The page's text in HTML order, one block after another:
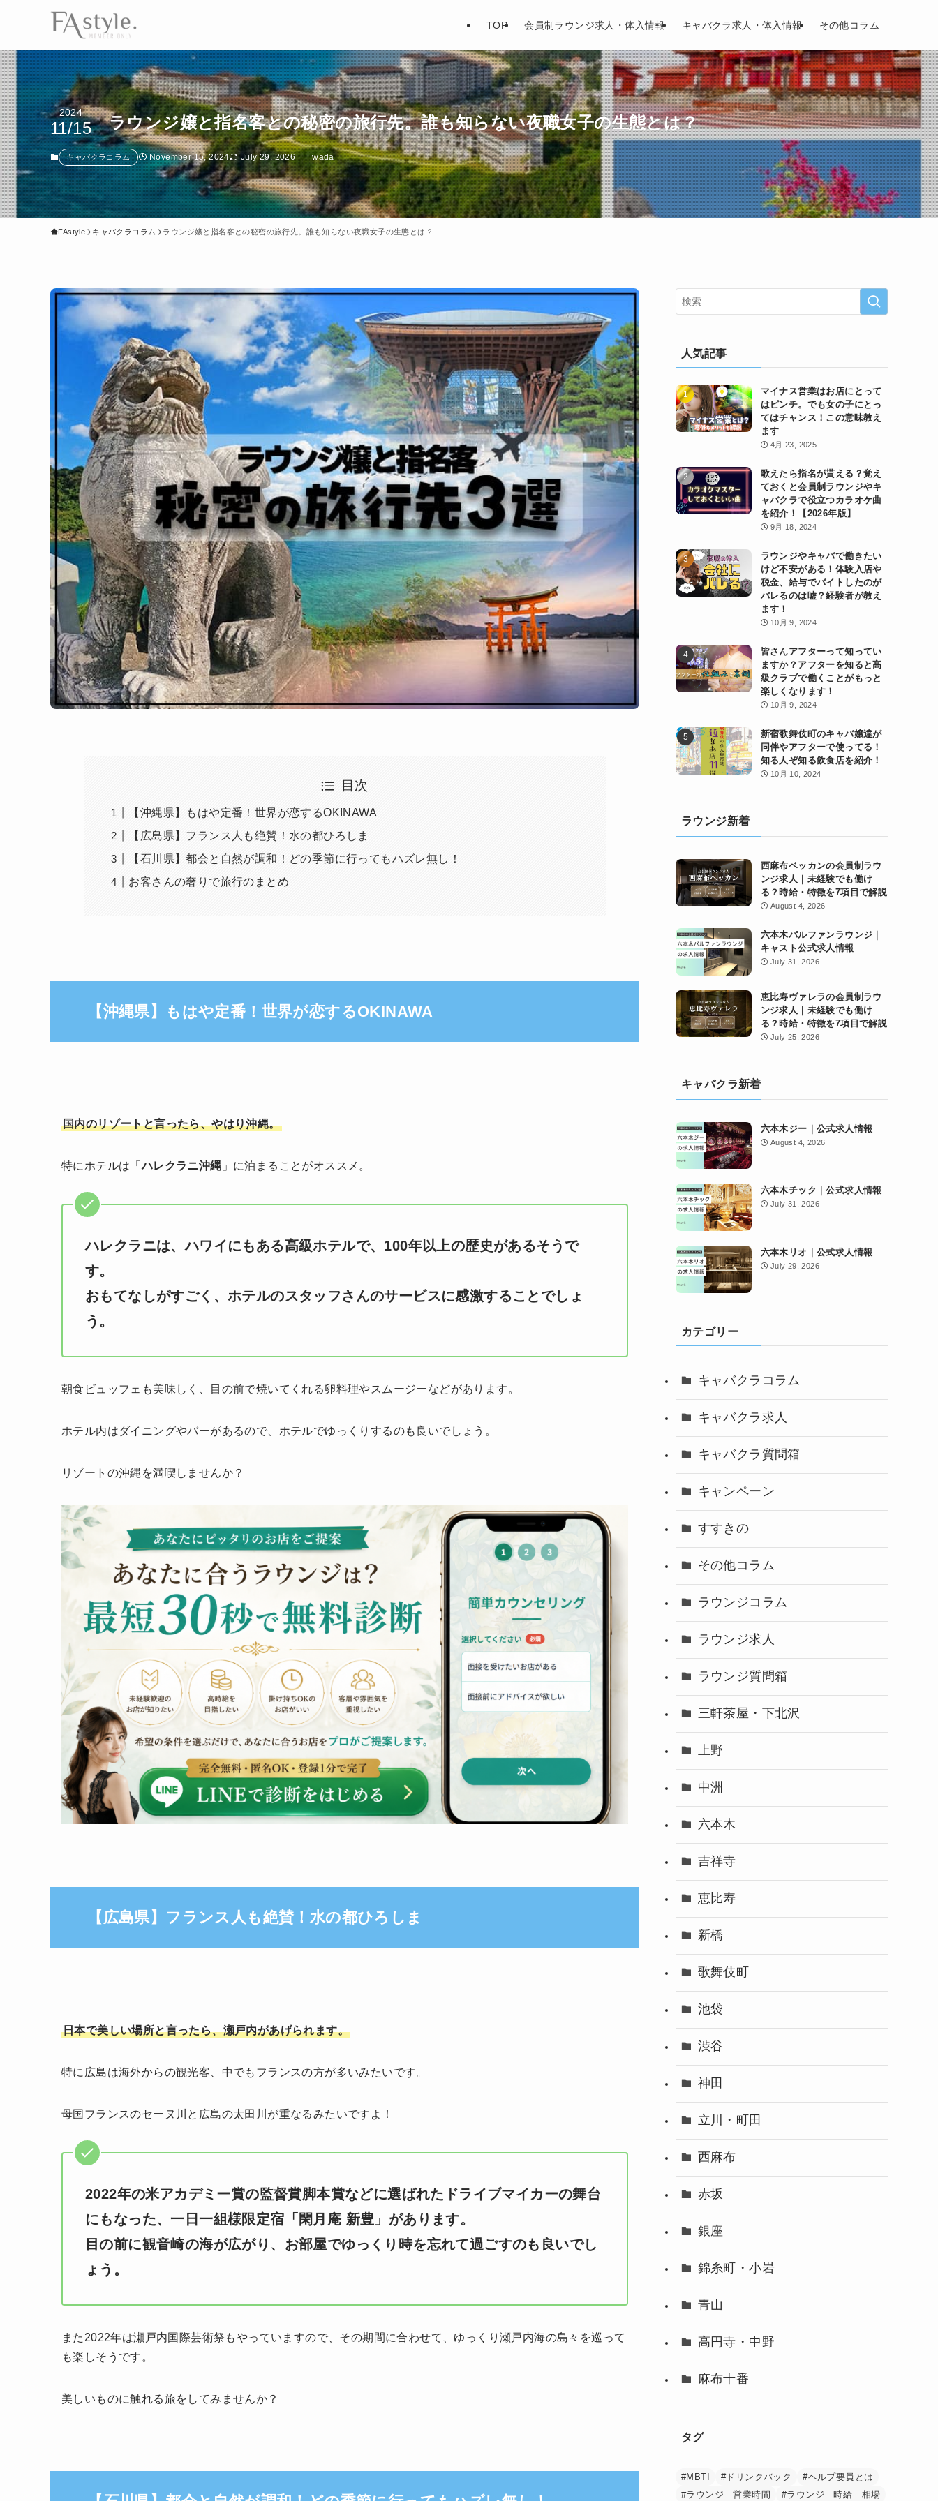
TOP 会員制ラウンジ求人・体入情報 キャバクラ求人・体入情報 その他コラム
ラウンジ嬢と指名客との秘密の旅行先。誰も知らない夜職女子の生態とは？
2024
11/15
キャバクラコラム November 15, 2024 July 29, 2026 wada
FAstyle キャバクラコラム ラウンジ嬢と指名客との秘密の旅行先。誰も知らない夜職女子の生態とは？
目次
【沖縄県】もはや定番！世界が恋するOKINAWA
【広島県】フランス人も絶賛！水の都ひろしま
【石川県】都会と自然が調和！どの季節に行ってもハズレ無し！
お客さんの奢りで旅行のまとめ
【沖縄県】もはや定番！世界が恋するOKINAWA
国内のリゾートと言ったら、やはり沖縄。
特にホテルは「ハレクラニ沖縄 」に泊まることがオススメ。
ハレクラニは、ハワイにもある高級ホテルで、100年以上の歴史があるそうで
す。
おもてなしがすごく、ホテルのスタッフさんのサービスに感激することでしょ
う。
朝食ビュッフェも美味しく、目の前で焼いてくれる卵料理やスムージーなどがあります。
ホテル内はダイニングやバーがあるので、ホテルでゆっくりするのも良いでしょう。
リゾートの沖縄を満喫しませんか？
【広島県】フランス人も絶賛！水の都ひろしま
日本で美しい場所と言ったら、瀬戸内があげられます。
特に広島は海外からの観光客、中でもフランスの方が多いみたいです。
母国フランスのセーヌ川と広島の太田川が重なるみたいですよ！
2022年の米アカデミー賞の監督賞脚本賞などに選ばれたドライブマイカーの舞台
にもなった、一日一組様限定宿「閑月庵 新豊」があります。
目の前に観音崎の海が広がり、お部屋でゆっくり時を忘れて過ごすのも良いでし
ょう。
また2022年は瀬戸内国際芸術祭もやっていますので、その期間に合わせて、ゆっくり瀬戸内海の島々を巡って
も楽しそうです。
美しいものに触れる旅をしてみませんか？
人気記事
マイナス営業はお店にとって
はピンチ。でも女の子にとっ
てはチャンス！この意味教え
ます
4月 23, 2025
歌えたら指名が貰える？覚え
ておくと会員制ラウンジやキ
ャバクラで役立つカラオケ曲
を紹介！【2026年版】
9月 18, 2024
ラウンジやキャバで働きたい
けど不安がある！体験入店や
税金、給与でバイトしたのが
バレるのは嘘？経験者が教え
ます！
10月 9, 2024
皆さんアフターって知ってい
ますか？アフターを知ると高
級クラブで働くことがもっと
楽しくなります！
10月 9, 2024
新宿歌舞伎町のキャバ嬢達が
同伴やアフターで使ってる！
知る人ぞ知る飲食店を紹介！
10月 10, 2024
ラウンジ新着
西麻布ベッカンの会員制ラウ
ンジ求人｜未経験でも働け
る？時給・特徴を7項目で解説
August 4, 2026
六本木パルファンラウンジ｜
キャスト公式求人情報
July 31, 2026
恵比寿ヴァレラの会員制ラウ
ンジ求人｜未経験でも働け
る？時給・特徴を7項目で解説
July 25, 2026
キャバクラ新着
六本木ジー｜公式求人情報
August 4, 2026
六本木チック｜公式求人情報
July 31, 2026
六本木リオ｜公式求人情報
July 29, 2026
カテゴリー
キャバクラコラム
キャバクラ求人
キャバクラ質問箱
キャンペーン
すすきの
その他コラム
ラウンジコラム
ラウンジ求人
ラウンジ質問箱
三軒茶屋・下北沢
上野
中洲
六本木
吉祥寺
恵比寿
新橋
歌舞伎町
池袋
渋谷
神田
立川・町田
西麻布
赤坂
銀座
錦糸町・小岩
青山
高円寺・中野
麻布十番
タグ
#MBTI #ドリンクバック
#ヘルプ要員とは
#ラウンジ 営業時間
#ラウンジ 時給 相場